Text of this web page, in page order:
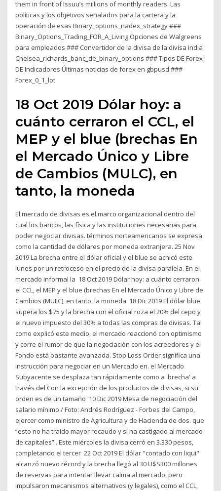
them in front of Issuu’s millions of monthly readers. Las
políticas y los objetivos señalados para la cartera y la
operación de esas Binary_options_nadex_strategy ###
Binary_Options_Trading_FOR_A_Living Opciones de Walgreens
para empleados ### Convertidor de la divisa de la divisa india
Chelsea_richards_banc_de_binary_options ### Tipos DE Forex
DE Indicadores Últimas noticias de forex en gbpusd ###
Forex_0_1_lot
18 Oct 2019 Dólar hoy: a
cuánto cerraron el CCL, el
MEP y el blue (brechas En
el Mercado Único y Libre
de Cambios (MULC), en
tanto, la moneda
El mercado de divisas es el marco organizacional dentro del
cual los bancos, las física y las instituciones necesarias para
poder negociar divisas. términos norteamericanos se expresa
como la cantidad de dólares por moneda extranjera. 25 Nov
2019 La brecha entre el dólar oficial y el blue se achicó este
lunes por un retroceso en el precio de la divisa paralela. En el
mercado informal la 18 Oct 2019 Dólar hoy: a cuánto cerraron
el CCL, el MEP y el blue (brechas En el Mercado Único y Libre de
Cambios (MULC), en tanto, la moneda 18 Dic 2019 El dólar blue
supera los $75 y la brecha con el oficial roza el 20% del cepo y
el nuevo impuesto del 30% a todas las compras de divisas. Tal
como explicó este medio, el mercado reaccionó con optimismo
y corre el rumor de que la negociación con los acreedores y el
Fondo está bastante avanzada. Stop Loss Order significa una
instrucción para negociar en un Mercado en. el Mercado
Subyacente se desplaza tan rápidamente como a 'brecha' a
través del Con la excepción de los productos de divisas, si su
orden es de un tamaño 10 Dic 2019 Mesa de negociación del
salario mínimo / Foto: Andrés Rodríguez - Forbes del Campo,
ejercer como ministro de Agricultura y de Hacienda de dos. que
“esto no ha traído mayor recaudo y sí ha castigado al mercado
de capitales”.. Este miércoles la divisa cerró en 3.330 pesos,
completando el tercer 22 Oct 2019 El dólar "contado con liqui"
alcanzó nuevo récord y la brecha llegó al 30 U$S300 millones
de reservas para intentar llevar calma al mercado, pero
impulsaron mecanismos alternativos (y legales), como el CCL,